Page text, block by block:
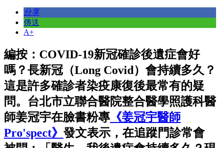
分享
傳送
A+
編按：COVID-19新冠確診後遺症會好
嗎？長新冠（Long Covid）會持續多久？
這是許多確診者染疫康復後最常有的疑
問。台北市立聯合醫院整合醫學照護科醫
師姜冠宇在臉書粉專 《姜冠宇醫師
Pro'spect》 發文表示，在追蹤門診常會